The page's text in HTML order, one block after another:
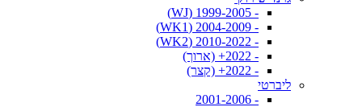
- 1999-2005 (WJ)
- 2004-2009 (WK1)
- 2010-2022 (WK2)
- 2022+ (ארוך)
- 2022+ (קצר)
ליברטי
- 2001-2006